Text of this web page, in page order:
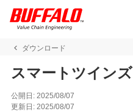
ダウンロード
スマートツインズ
公開日:2025/08/07
更新日:2025/08/07